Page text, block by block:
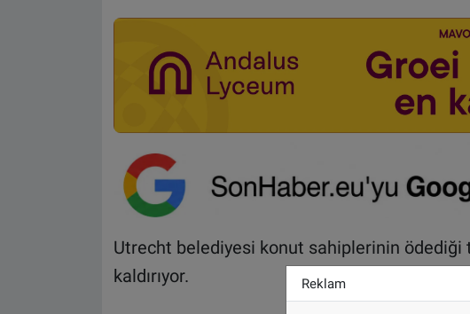
Utrecht belediyesi konut sahiplerinin ödediği
kaldırıyor.
Reklam